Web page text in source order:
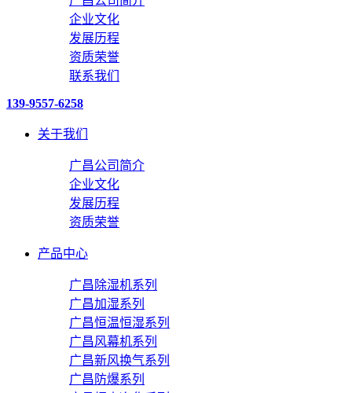
企业文化
发展历程
资质荣誉
联系我们
139-9557-6258
关于我们
广昌公司简介
企业文化
发展历程
资质荣誉
产品中心
广昌除湿机系列
广昌加湿系列
广昌恒温恒湿系列
广昌风幕机系列
广昌新风换气系列
广昌防爆系列